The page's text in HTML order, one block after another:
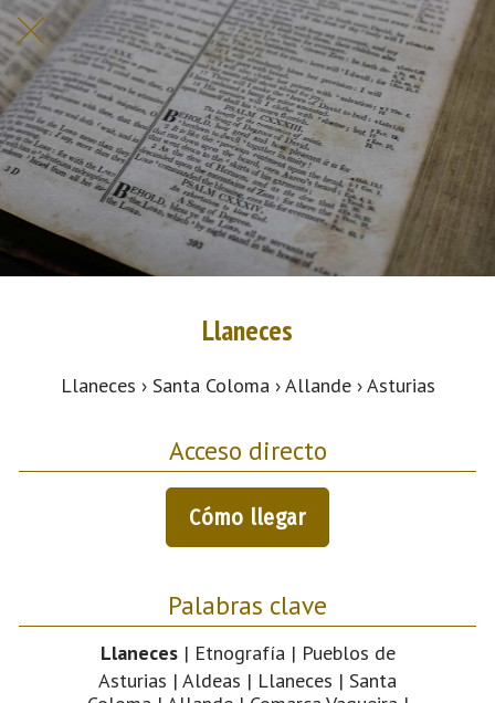
Llaneces
Llaneces › Santa Coloma › Allande › Asturias
Acceso directo
Cómo llegar
Palabras clave
Llaneces| Etnografía | Pueblos de
Asturias | Aldeas | Llaneces | Santa